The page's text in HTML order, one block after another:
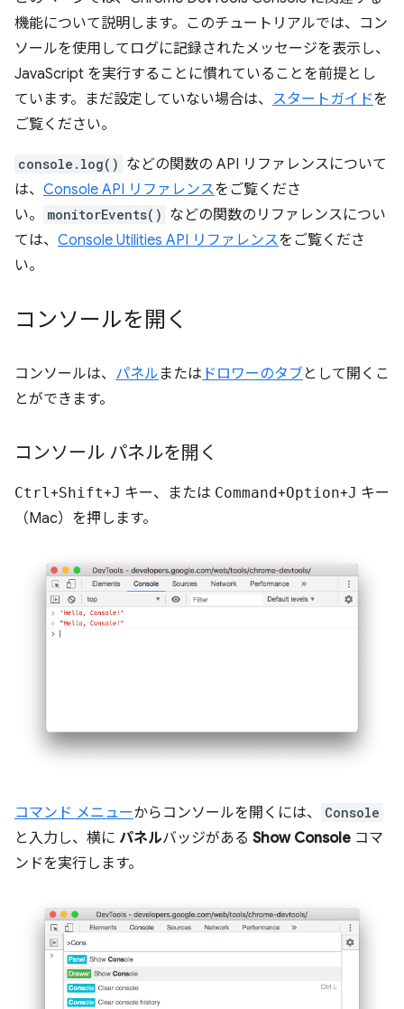
機能について説明します。このチュートリアルでは、コン
ソールを使用してログに記録されたメッセージを表示し、
JavaScript を実行することに慣れていることを前提とし
ています。まだ設定していない場合は、 スタートガイドを
ご覧ください。
console.log() などの関数の API リファレンスについて
は、 Console API リファレンスをご覧くださ
い。
monitorEvents() などの関数のリファレンスについ
ては、 Console Utilities API リファレンスをご覧くださ
い。
コンソールを開く
コンソールは、 パネル または ドロワーのタブとして開くこ
とができます。
コンソール パネルを開く
Ctrl+Shift+J キー、または Command+Option+J キー
（Mac）を押します。
コマンド メニューからコンソールを開くには、 Console
と入力し、横に パネルバッジがある Show Console コマ
ンドを実行します。